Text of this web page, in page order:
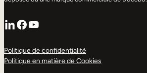
LinkedIn
Facebook
YouTube
Politique de confidentialité
Politique en matière de Cookies